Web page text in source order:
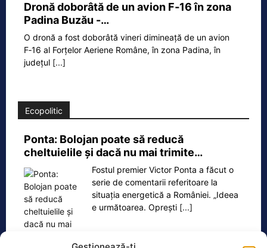
Dronă doborâtă de un avion F‑16 în zona
Padina Buzău -…
O dronă a fost doborâtă vineri dimineață de un avion
F‑16 al Forțelor Aeriene Române, în zona Padina, în
județul [...]
Ecopolitic
Ponta: Bolojan poate să reducă
cheltuielile şi dacă nu mai trimite…
Fostul premier Victor Ponta a făcut o
serie de comentarii referitoare la
situația energetică a României. „Ideea
e următoarea. Oprești [...]